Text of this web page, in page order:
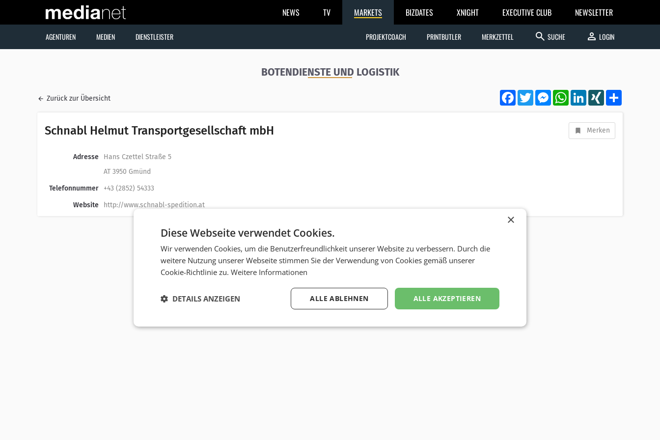
NEWS TV MARKETS BIZDATES XNIGHT EXECUTIVE CLUB NEWSLETTER
AGENTUREN MEDIEN DIENSTLEISTER PROJEKTCOACH PRINTBUTLER MERKZETTEL search SUCHE person LOGIN
BOTENDIENSTE UND LOGISTIK
Zurück zur Übersicht
FacebookTwitterMessengerWhatsApp
LinkedInXING
Schnabl Helmut Transportgesellschaft mbH Merken
Adresse
Hans Czettel Straße 5
AT 3950 Gmünd
Telefonnummer
+43 (2852) 54333
Website
http://www.schnabl-spedition.at
×
Diese Webseite verwendet Cookies.
Wir verwenden Cookies, um die Benutzerfreundlichkeit unserer Website zu verbessern. Durch die
weitere Nutzung unserer Webseite stimmen Sie der Verwendung von Cookies gemäß unserer
Cookie-Richtlinie zu. Weitere Informationen
ALLE AKZEPTIEREN
ALLE ABLEHNEN
DETAILS ANZEIGEN